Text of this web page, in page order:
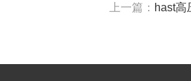
上一篇： hast高